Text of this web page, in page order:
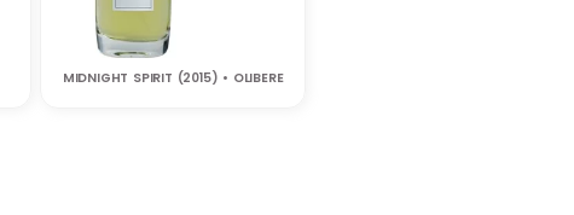
MIDNIGHT SPIRIT (2015) • OLIBERE